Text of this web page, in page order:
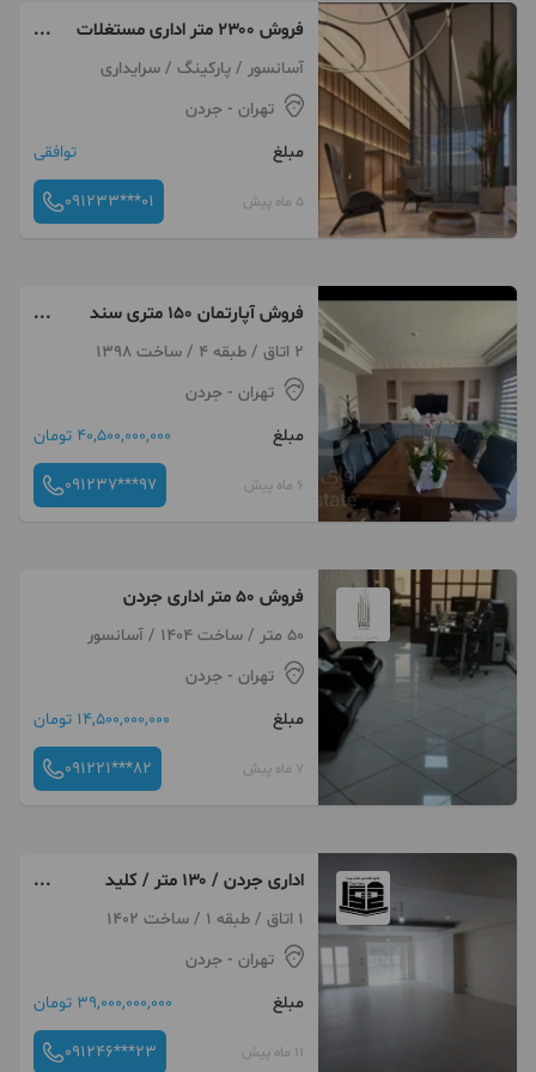
فروش ۲۳۰۰ متر اداری مستغلات
جردن
آسانسور / پارکینگ / سرایداری
تهران - جردن
مبلغ
توافقی
5 ماه پیش 091233***01
فروش آپارتمان ۱۵۰ متری سند
اداری جردن
2 اتاق / طبقه 4 / ساخت 1398
تهران - جردن
مبلغ
40,500,000,000 تومان
6 ماه پیش 091237***97
فروش 50 متر اداری جردن
50 متر / ساخت 1404 / آسانسور
تهران - جردن
مبلغ
14,500,000,000 تومان
7 ماه پیش 091221***82
اداری جردن / ۱۳۰ متر / کلید
نخورده1 اتاق / طبقه 1 / ساخت 1402
تهران - جردن
مبلغ
39,000,000,000 تومان
11 ماه پیش 091246***23